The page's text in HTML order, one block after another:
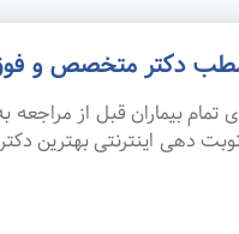
مطب دکتر متخصص
بیماران قبل از
نوبت دهی اینترنتی